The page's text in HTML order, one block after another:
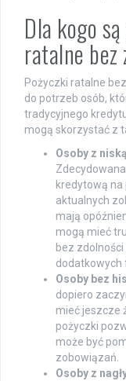
Dla kogo
ratalne
Pożyczki ratalne
do potrzeb osób,
tradycyjnego
mogą skorzystać z
Osoby z
kredytową
aktualnych
mają
mogą mieć
bez
dodatkowych
Osoby bez
dopiero
mieć jeszcze
pożyczki
może być
zobowiązań.
Osoby z